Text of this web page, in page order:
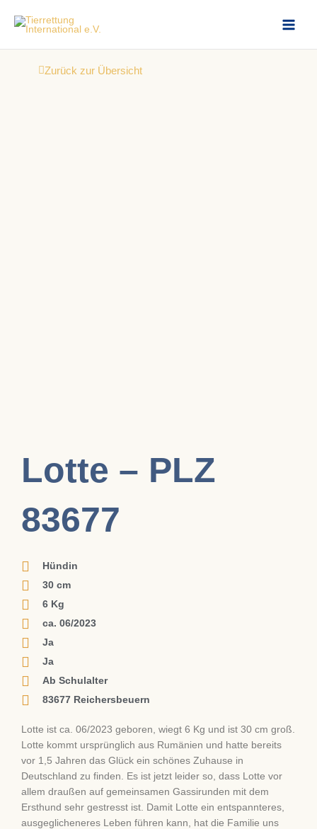
Inhalt
Zurück zur Übersicht
Lotte – PLZ
83677
Hündin
30 cm
6 Kg
ca. 06/2023
Ja
Ja
Ab Schulalter
83677 Reichersbeuern
Lotte ist ca. 06/2023 geboren, wiegt 6 Kg und ist 30 cm groß.
Lotte kommt ursprünglich aus Rumänien und hatte bereits
vor 1,5 Jahren das Glück ein schönes Zuhause in
Deutschland zu finden. Es ist jetzt leider so, dass Lotte vor
allem draußen auf gemeinsamen Gassirunden mit dem
Ersthund sehr gestresst ist. Damit Lotte ein entspannteres,
ausgeglicheneres Leben führen kann, hat die Familie uns